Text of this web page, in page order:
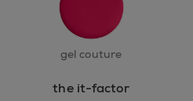
gel couture
the it-factor